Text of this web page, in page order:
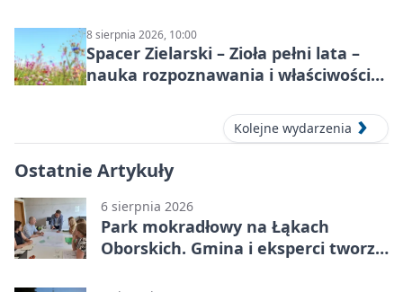
8 sierpnia 2026, 10:00
Spacer Zielarski – Zioła pełni lata –
nauka rozpoznawania i właściwości
Kolejne wydarzenia
Ostatnie Artykuły
6 sierpnia 2026
Park mokradłowy na Łąkach
Oborskich. Gmina i eksperci tworzą